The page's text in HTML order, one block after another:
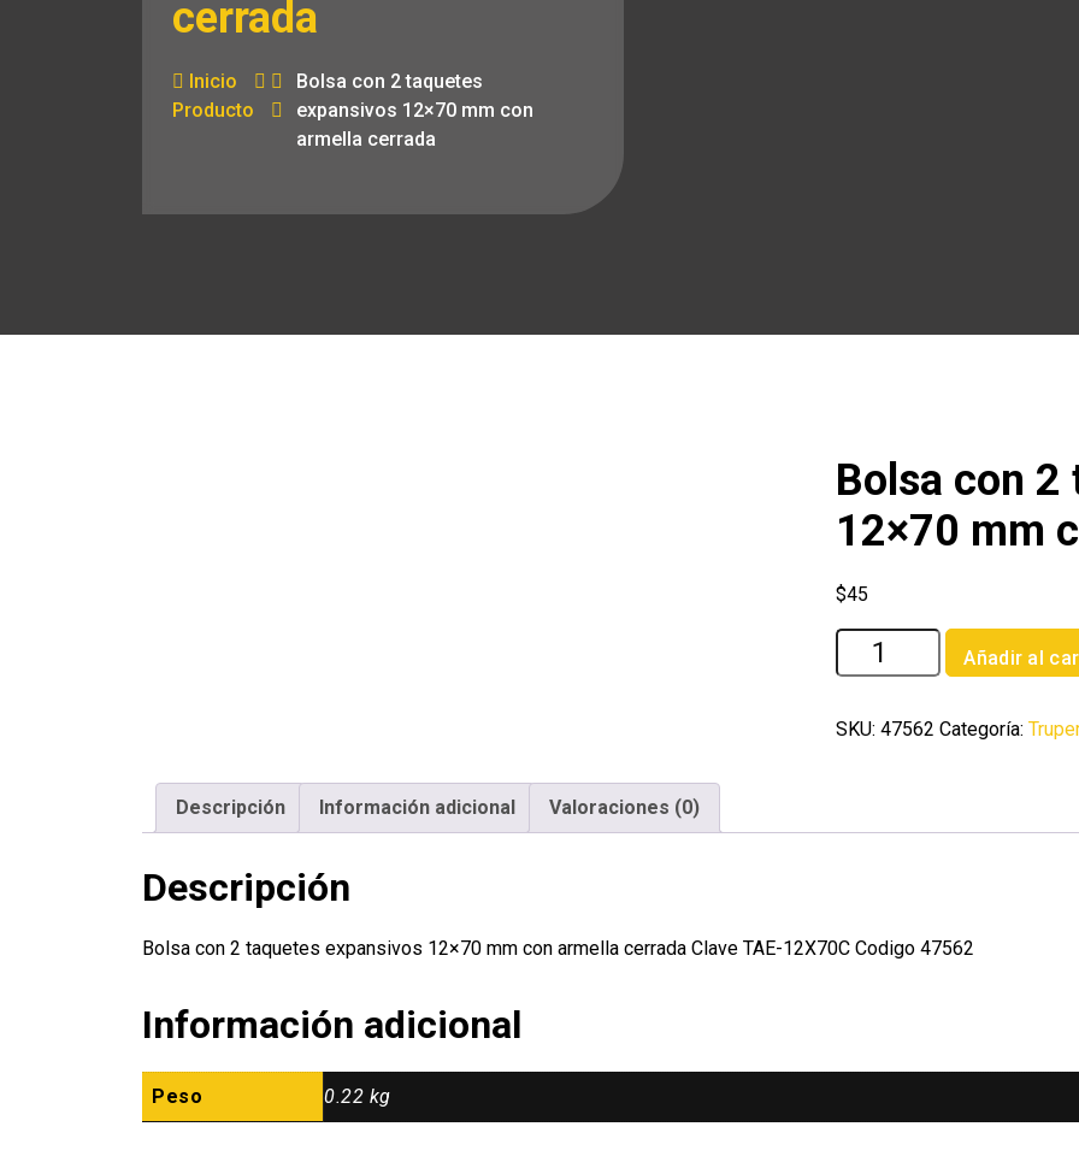
cerrada
Inicio
Producto
Bolsa con 2 taquetes
expansivos 12×70 mm con
armella cerrada
Bolsa con 2
12×70 mm
$45
Bolsa
con
taquetes
Añadir al
SKU:47562 Categoría:
Descripción Información adicional Valoraciones (0)
Descripción
Bolsa con 2 taquetes expansivos 12×70 mm con armella cerrada Clave TAE-12X70C Codigo 47562
Información adicional
Peso 0.22 kg